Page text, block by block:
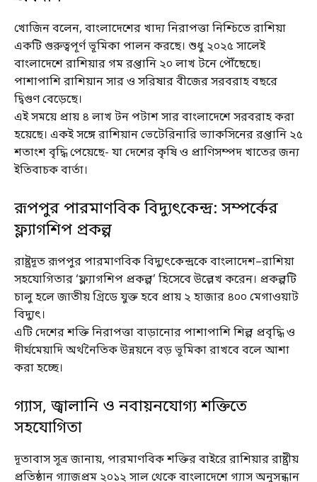
খোজিন বলেন, বাংলাদেশের খাদ্য নিরাপত্তা নিশ্চিতে রাশিয়া
একটি গুরুত্বপূর্ণ ভূমিকা পালন করছে। শুধু ২০২৫ সালেই
বাংলাদেশে রাশিয়ার গম রপ্তানি ২০ লাখ টনে পৌঁছেছে।
পাশাপাশি রাশিয়ান সার ও সরিষার বীজের সরবরাহ বছরে
দ্বিগুণ বেড়েছে।
এই সময়ে প্রায় ৪ লাখ টন পটাশ সার বাংলাদেশে সরবরাহ করা
হয়েছে। একই সঙ্গে রাশিয়ান ভেটেরিনারি ভ্যাকসিনের রপ্তানি ২৫
শতাংশ বৃদ্ধি পেয়েছে- যা দেশের কৃষি ও প্রাণিসম্পদ খাতের জন্য
ইতিবাচক বার্তা।
রূপপুর পারমাণবিক বিদ্যুৎকেন্দ্র: সম্পর্কের
ফ্ল্যাগশিপ প্রকল্প
রাষ্ট্রদূত রূপপুর পারমাণবিক বিদ্যুৎকেন্দ্রকে বাংলাদেশ–রাশিয়া
সহযোগিতার ‘ফ্ল্যাগশিপ প্রকল্প’ হিসেবে উল্লেখ করেন। প্রকল্পটি
চালু হলে জাতীয় গ্রিডে যুক্ত হবে প্রায় ২ হাজার ৪০০ মেগাওয়াট
বিদ্যুৎ।
এটি দেশের শক্তি নিরাপত্তা বাড়ানোর পাশাপাশি শিল্প প্রবৃদ্ধি ও
দীর্ঘমেয়াদি অর্থনৈতিক উন্নয়নে বড় ভূমিকা রাখবে বলে আশা
করা হচ্ছে।
গ্যাস, জ্বালানি ও নবায়নযোগ্য শক্তিতে
সহযোগিতা
দূতাবাস সূত্র জানায়, পারমাণবিক শক্তির বাইরে রাশিয়ার রাষ্ট্রীয়
প্রতিষ্ঠান গ্যাজপ্রম ২০১২ সাল থেকে বাংলাদেশে গ্যাস অনুসন্ধান